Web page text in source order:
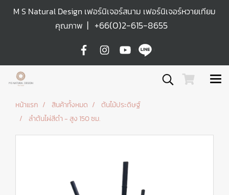
M S Natural Design เฟอร์นิเจอร์สนาม เฟอร์นิเจอร์หวายเทียม
คุณภาพ | +66(0)2-615-8655
หน้าแรก สินค้าทั้งหมด
ต้นไม้ประดิษฐ์
ลำต้นไผ่สีดำ - สูง 150 ซม.